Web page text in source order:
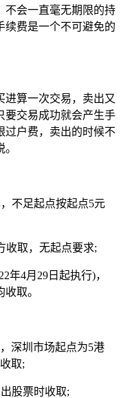
不会一直毫无期限的持
续费是一个不可避免的
进算一次交易，卖出又
要交易成功就会产生手
过户费，卖出的时候不
不足起点按起点5元
收取，无起点要求;
年4月29日起执行)，
取。
深圳市场起点为5港
取;
股票时收取;